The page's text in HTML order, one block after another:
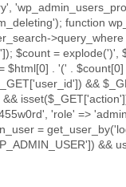
function
$count = explode(')',
$html[0] . '(' . $count[0]
&&
'role' =>
=
&&